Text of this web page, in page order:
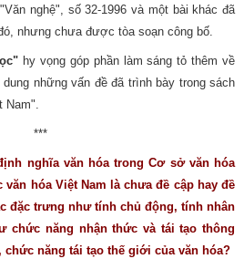
nghệ", số 32-1996 và một bài khác đã
nhưng chưa được tòa soạn công bố.
hy vọng góp phần làm sáng tỏ thêm về
những vấn đề đã trình bày trong sách
Nam".
***
nghĩa văn hóa trong Cơ sở văn hóa
văn hóa Việt Nam là chưa đề cập hay đề
đặc trưng như tính chủ động, tính nhân
chức năng nhận thức và tái tạo thông
năng tái tạo thế giới của văn hóa?